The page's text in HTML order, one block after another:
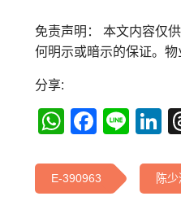
免责声明： 本文内容仅
何明示或暗示的保证。
分享:
E-390963 陈